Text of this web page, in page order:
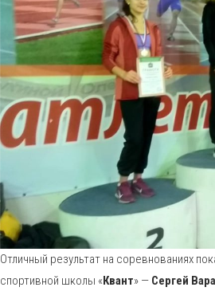
Отличный результат на соревнованиях
спортивной школы «Квант» — Сергей